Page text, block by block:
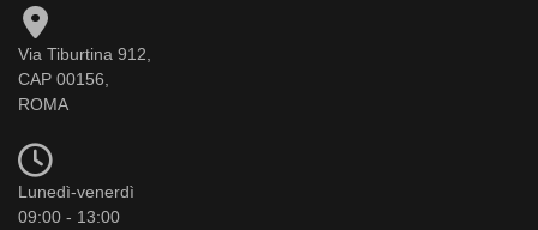
Via Tiburtina 912,
CAP 00156,
ROMA
Lunedì-venerdì
09:00 - 13:00